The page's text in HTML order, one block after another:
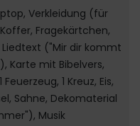
Verkleidung (für
Fragekärtchen,
("Mir dir kommt
Karte mit Bibelvers,
1 Kreuz, Eis,
Sahne, Dekomaterial
Musik